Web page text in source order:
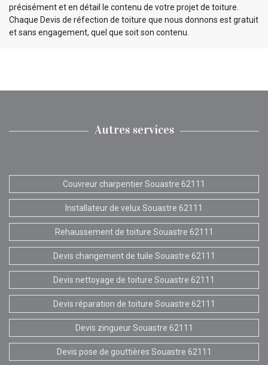
précisément et en détail le contenu de votre projet de toiture.
Chaque Devis de réfection de toiture que nous donnons est gratuit
et sans engagement, quel que soit son contenu.
Autres services
Couvreur charpentier Souastre 62111
Installateur de velux Souastre 62111
Rehaussement de toiture Souastre 62111
Devis changement de tuile Souastre 62111
Devis nettoyage de toiture Souastre 62111
Devis réparation de toiture Souastre 62111
Devis zingueur Souastre 62111
Devis pose de gouttières Souastre 62111